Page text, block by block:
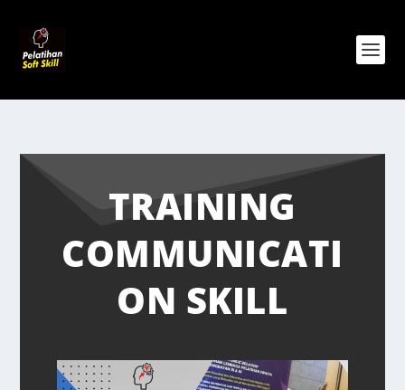
TRAINING
COMMUNICATI
ON SKILL